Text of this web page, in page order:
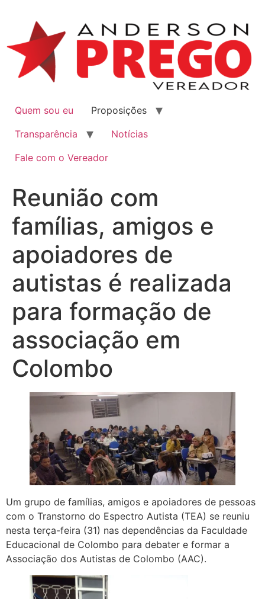
Quem sou eu
Proposições
Transparência
Notícias
Fale com o Vereador
Reunião com
famílias, amigos e
apoiadores de
autistas é realizada
para formação de
associação em
Colombo
Um grupo de famílias, amigos e apoiadores de pessoas
com o Transtorno do Espectro Autista (TEA) se reuniu
nesta terça-feira (31) nas dependências da Faculdade
Educacional de Colombo para debater e formar a
Associação dos Autistas de Colombo (AAC).